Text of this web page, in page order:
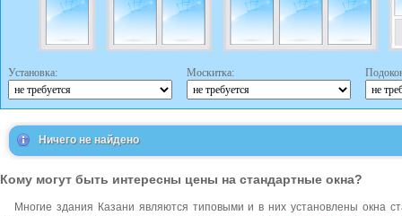
Установка: Москитка:
Ничего не найдено
Кому могут быть интересны цены на стандартные окна?
Многие здания Казани являются типовыми и в них установлены окна